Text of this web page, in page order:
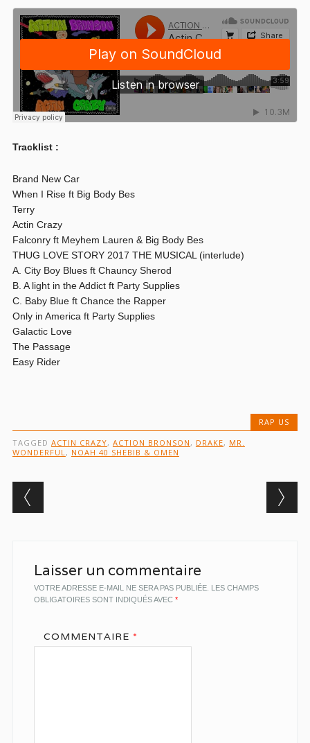
Tracklist :
Brand New Car
When I Rise ft Big Body Bes
Terry
Actin Crazy
Falconry ft Meyhem Lauren & Big Body Bes
THUG LOVE STORY 2017 THE MUSICAL (interlude)
A. City Boy Blues ft Chauncy Sherod
B. A light in the Addict ft Party Supplies
C. Baby Blue ft Chance the Rapper
Only in America ft Party Supplies
Galactic Love
The Passage
Easy Rider
RAP US
TAGGED ACTIN CRAZY, ACTION BRONSON , DRAKE, MR.
WONDERFUL, NOAH 40 SHEBIB & OMEN
Post navigation
Laisser un commentaire
VOTRE ADRESSE E-MAIL NE SERA PAS PUBLIÉE. LES CHAMPS
OBLIGATOIRES SONT INDIQUÉS AVEC *
COMMENTAIRE *